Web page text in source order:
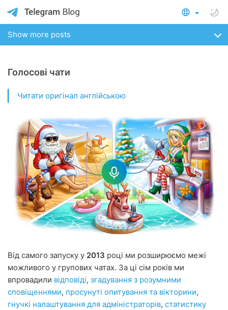
Show more posts
Голосові чати
Читати оригінал англійською
Від самого запуску у 2013 році ми розширюємо межі
можливого у групових чатах. За ці сім років ми
впровадили відповіді, згадування з розумними
сповіщеннями, просунуті опитування та вікторини,
гнучкі налаштування для адміністраторів, статистику